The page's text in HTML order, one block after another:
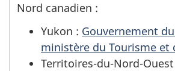
Nord canadien :
Yukon : Gouvernement
ministère du Tourisme et
Territoires-du-Nord-